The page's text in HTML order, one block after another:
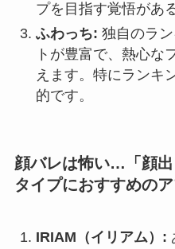
プを目指す覚悟があ
ふわっち: 独自のラ
トが豊富で、熱心な
えます。特にランキ
的です。
顔バレは怖い…「顔出
タイプにおすすめの
IRIAM（イリアム）: